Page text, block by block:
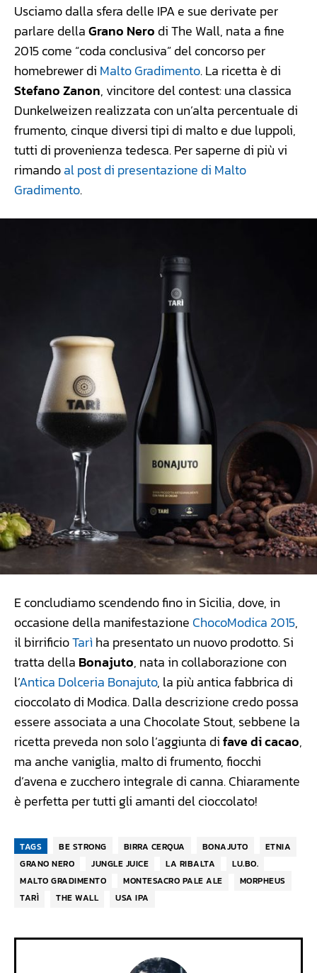
Usciamo dalla sfera delle IPA e sue derivate per
parlare dellaGrano Nero di The Wall, nata a fine
2015 come “coda conclusiva” del concorso per
homebrewer di Malto Gradimento. La ricetta è di
Stefano Zanon, vincitore del contest: una classica
Dunkelweizen realizzata con un’alta percentuale di
frumento, cinque diversi tipi di malto e due luppoli,
tutti di provenienza tedesca. Per saperne di più vi
rimandoal post di presentazione di Malto
Gradimento.
E concludiamo scendendo fino in Sicilia, dove, in
occasione della manifestazione ChocoModica 2015,
il birrificioTarì ha presentato un nuovo prodotto. Si
tratta della Bonajuto, nata in collaborazione con
l’Antica Dolceria Bonajuto, la più antica fabbrica di
cioccolato di Modica. Dalla descrizione credo possa
essere associata a una Chocolate Stout, sebbene la
ricetta preveda non solo l’aggiunta difave di cacao,
ma anche vaniglia, malto di frumento, fiocchi
d’avena e zucchero integrale di canna. Chiaramente
è perfetta per tutti gli amanti del cioccolato!
TAGS BE STRONG BIRRA CERQUA BONAJUTO
ETNIA
GRANO NERO
JUNGLE JUICE LA RIBALTA
LU.BO.
MALTO GRADIMENTO
MONTESACRO PALE ALE
MORPHEUS
TARÌ
THE WALL USA IPA